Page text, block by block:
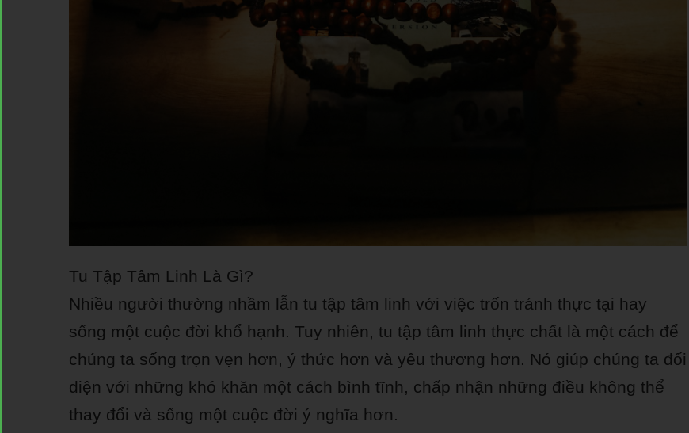
Tu Tập Tâm Linh Là Gì?
Nhiều người thường nhầm lẫn tu tập tâm linh với việc trốn tránh thực tại hay
sống một cuộc đời khổ hạnh. Tuy nhiên, tu tập tâm linh thực chất là một cách để
chúng ta sống trọn vẹn hơn, ý thức hơn và yêu thương hơn. Nó giúp chúng ta đối
diện với những khó khăn một cách bình tĩnh, chấp nhận những điều không thể
thay đổi và sống một cuộc đời ý nghĩa hơn.